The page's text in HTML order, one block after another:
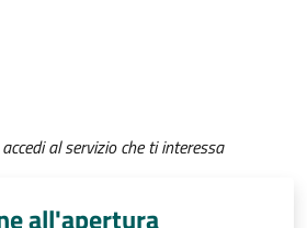
al servizio che ti interessa
all'apertura